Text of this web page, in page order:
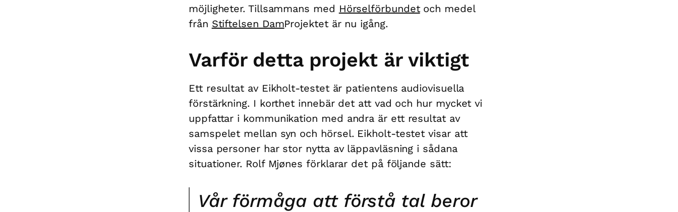
möjligheter. Tillsammans med Hörselförbundetoch medel
från Stiftelsen DamProjektet är nu igång.
Varför detta projekt är viktigt
Ett resultat av Eikholt-testet är patientens audiovisuella
förstärkning. I korthet innebär det att vad och hur mycket vi
uppfattar i kommunikation med andra är ett resultat av
samspelet mellan syn och hörsel. Eikholt-testet visar att
vissa personer har stor nytta av läppavläsning i sådana
situationer. Rolf Mjønes förklarar det på följande sätt:
Vår förmåga att förstå tal beror